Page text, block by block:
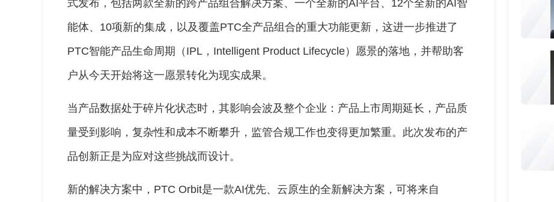
式发布，包括两款全新的跨产品组合解决方案、一个全新的AI平台、12个全新的AI智
能体、10项新的集成，以及覆盖PTC全产品组合的重大功能更新，这进一步推进了
PTC智能产品生命周期（IPL，Intelligent Product Lifecycle）愿景的落地，并帮助客
户从今天开始将这一愿景转化为现实成果。
当产品数据处于碎片化状态时，其影响会波及整个企业：产品上市周期延长，产品质
量受到影响，复杂性和成本不断攀升，监管合规工作也变得更加繁重。此次发布的产
品创新正是为应对这些挑战而设计。
新的解决方案中，PTC Orbit是一款AI优先、云原生的全新解决方案，可将来自